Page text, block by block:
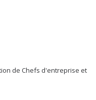
de Chefs d'entreprise et